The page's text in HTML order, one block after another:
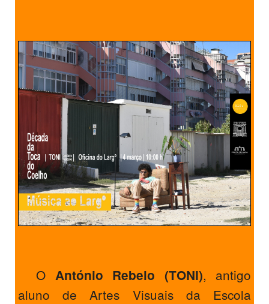
O António Rebelo (TONI), antigo
aluno de Artes Visuais da Escola